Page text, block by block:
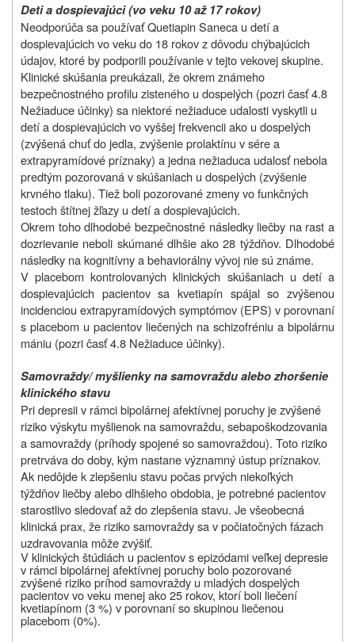
Deti a dospievajúci (vo veku 10 až 17 rokov)
Neodporúča sa používať Quetiapin Saneca u detí a
dospievajúcich vo veku do 18 rokov z dôvodu chýbajúcich
údajov, ktoré by podporili používanie v tejto vekovej skupine.
Klinické skúšania preukázali, že okrem známeho
bezpečnostného profilu zisteného u dospelých (pozri časť 4.8
Nežiaduce účinky) sa niektoré nežiaduce udalosti vyskytli u
detí a dospievajúcich vo vyššej frekvencii ako u dospelých
(zvýšená chuť do jedla, zvýšenie prolaktínu v sére a
extrapyramídové príznaky) a jedna nežiaduca udalosť nebola
predtým pozorovaná v skúšaniach u dospelých (zvýšenie
krvného tlaku). Tiež boli pozorované zmeny vo funkčných
testoch štítnej žľazy u detí a dospievajúcich.
Okrem toho dlhodobé bezpečnostné následky liečby na rast a
dozrievanie neboli skúmané dlhšie ako 28 týždňov. Dlhodobé
následky na kognitívny a behaviorálny vývoj nie sú známe.
V placebom kontrolovaných klinických skúšaniach u detí a
dospievajúcich pacientov sa kvetiapín spájal so zvýšenou
incidenciou extrapyramídových symptómov (EPS) v porovnaní
s placebom u pacientov liečených na schizofréniu a bipolárnu
mániu (pozri časť 4.8 Nežiaduce účinky).
Samovraždy/ myšlienky na samovraždu alebo zhoršenie
klinického stavu
Pri depresii v rámci bipolárnej afektívnej poruchy je zvýšené
riziko výskytu myšlienok na samovraždu, sebapoškodzovania
a samovraždy (príhody spojené so samovraždou). Toto riziko
pretrváva do doby, kým nastane významný ústup príznakov.
Ak nedôjde k zlepšeniu stavu počas prvých niekoľkých
týždňov liečby alebo dlhšieho obdobia, je potrebné pacientov
starostlivo sledovať až do zlepšenia stavu. Je všeobecná
klinická prax, že riziko samovraždy sa v počiatočných fázach
uzdravovania môže zvýšiť.
V klinických štúdiách u pacientov sepizódamiveľkejdepresie
v rámci bipolárnej afektívnej poruchy bolo pozorované
zvýšené riziko príhod samovraždy u mladých dospelých
pacientov vo veku menej ako 25 rokov, ktorí boli liečení
kvetiapínom (3 %) v porovnaní so skupinou liečenou
placebom (0%).